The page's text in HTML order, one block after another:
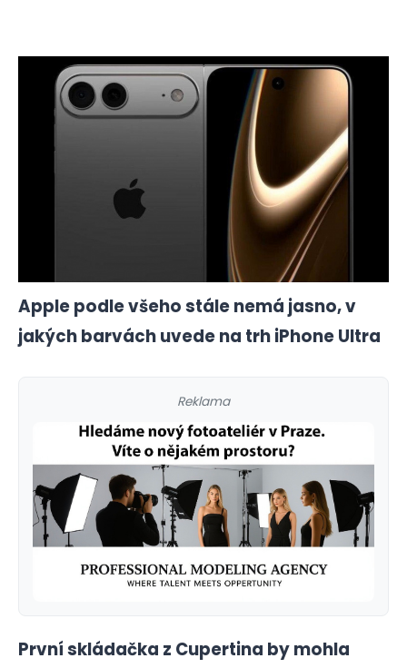
Apple podle všeho stále nemá jasno, v
jakých barvách uvede na trh iPhone Ultra
Reklama
První skládačka z Cupertina by mohla